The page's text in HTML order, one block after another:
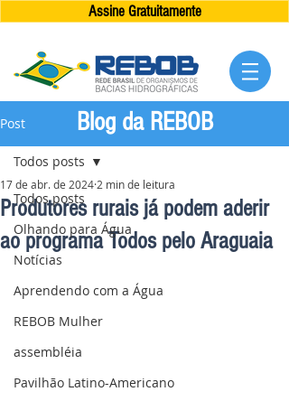
Assine Gratuitamente
Post
Todos posts
Olhando para Água
Notícias
Aprendendo com a Água
REBOB Mulher
assembléia
Pavilhão Latino-Americano
Todos posts
Produtores rurais já podem aderir
ao programa Todos pelo Araguaia
17 de abr. de 2024 2 min de leitura
Blog da REBOB